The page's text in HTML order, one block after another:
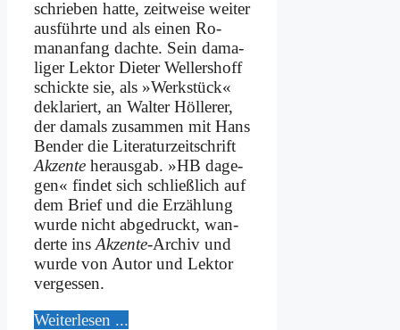
schrie­ben hat­te, zeit­wei­se wei­ter
aus­führ­te und als ei­nen Ro­
man­an­fang dach­te. Sein da­ma­
li­ger Lek­tor Die­ter Wel­lers­hoff
schick­te sie, als »Werk­stück«
de­kla­riert, an Wal­ter Höl­le­rer,
der da­mals zu­sam­men mit Hans
Ben­der die Li­te­ra­tur­zeit­schrift
Ak­zen­te her­aus­gab. »HB da­ge­
gen« fin­det sich schließ­lich auf
dem Brief und die Er­zäh­lung
wur­de nicht ab­ge­druckt, wan­
der­te ins Ak­zen­te-Ar­chiv und
wur­de von Au­tor und Lek­tor
ver­ges­sen.
Wei­ter­le­sen ...